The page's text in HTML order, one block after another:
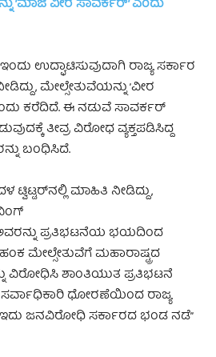
’ಮಾಜಿ ವೀರ ಸಾವರ್ಕರ್’ ಎಂದು
ಇಂದು ಉದ್ಘಾಟಿಸುವುದಾಗಿ ರಾಜ್ಯ ಸರ್ಕಾರ
ಮೇಲ್ಸೇತುವೆಯನ್ನು ’ವೀರ
ಕರೆದಿದೆ. ಈ ನಡುವೆ ಸಾವರ್ಕರ್‌
ತೀವ್ರ ವಿರೋಧ ವ್ಯಕ್ತಪಡಿಸಿದ್ದ
ಬಂಧಿಸಿದೆ.
ಟ್ವಿಟ್ಟರ್‌ನಲ್ಲಿ ಮಾಹಿತಿ ನೀಡಿದ್ದು,
ಅವರನ್ನು ಪ್ರತಿಭಟನೆಯ ಭಯದಿಂದ
ಮೇಲ್ಸೇತುವೆಗೆ ಮಹಾರಾಷ್ಟ್ರದ
ವಿರೋಧಿಸಿ ಶಾಂತಿಯುತ ಪ್ರತಿಭಟನೆ
ಧೋರಣೆಯಿಂದ ರಾಜ್ಯ
ಇದು ಜನವಿರೋಧಿ ಸರ್ಕಾರದ ಭಂಡ ನಡೆ”